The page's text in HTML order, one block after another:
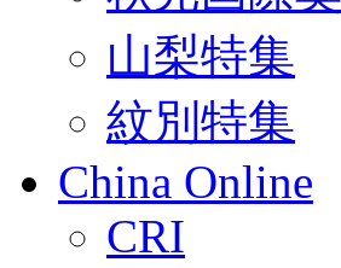
山梨特集
紋別特集
China Online
CRI